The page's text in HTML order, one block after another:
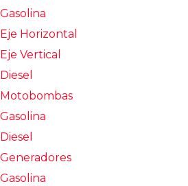
Gasolina
Eje Horizontal
Eje Vertical
Diesel
Motobombas
Gasolina
Diesel
Generadores
Gasolina